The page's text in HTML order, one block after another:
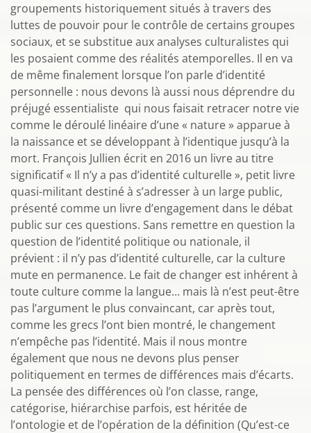
groupements historiquement situés à travers des
luttes de pouvoir pour le contrôle de certains groupes
sociaux, et se substitue aux analyses culturalistes qui
les posaient comme des réalités atemporelles. Il en va
de même finalement lorsque l’on parle d’identité
personnelle : nous devons là aussi nous déprendre du
préjugé essentialiste qui nous faisait retracer notre vie
comme le déroulé linéaire d’une « nature » apparue à
la naissance et se développant à l’identique jusqu’à la
mort. François Jullien écrit en 2016 un livre au titre
significatif « Il n’y a pas d’identité culturelle », petit livre
quasi-militant destiné à s’adresser à un large public,
présenté comme un livre d’engagement dans le débat
public sur ces questions. Sans remettre en question la
question de l’identité politique ou nationale, il
prévient : il n’y pas d’identité culturelle, car la culture
mute en permanence. Le fait de changer est inhérent à
toute culture comme la langue… mais là n’est peut-être
pas l’argument le plus convaincant, car après tout,
comme les grecs l’ont bien montré, le changement
n’empêche pas l’identité. Mais il nous montre
également que nous ne devons plus penser
politiquement en termes de différences mais d’écarts.
La pensée des différences où l’on classe, range,
catégorise, hiérarchise parfois, est héritée de
l’ontologie et de l’opération de la définition (Qu’est-ce